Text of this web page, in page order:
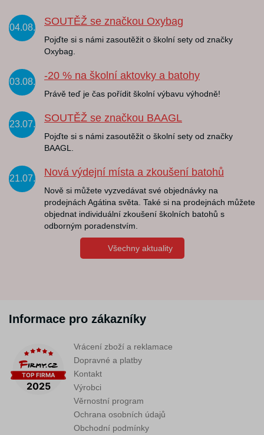
04.08.
SOUTĚŽ se značkou Oxybag
Pojďte si s námi zasoutěžit o školní sety od značky
Oxybag.
03.08.
-20 % na školní aktovky a batohy
Právě teď je čas pořídit školní výbavu výhodně!
23.07.
SOUTĚŽ se značkou BAAGL
Pojďte si s námi zasoutěžit o školní sety od značky
BAAGL.
21.07.
Nová výdejní místa a zkoušení batohů
Nově si můžete vyzvedávat své objednávky na
prodejnách Agátina světa. Také si na prodejnách můžete
objednat individuální zkoušení školních batohů s
odborným poradenstvím.
Všechny aktuality
Informace pro zákazníky
Vrácení zboží a reklamace
Dopravné a platby
Kontakt
Výrobci
Věrnostní program
Ochrana osobních údajů
Obchodní podmínky